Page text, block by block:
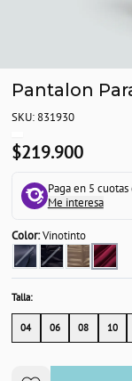
Pantalon
SKU: 831930
$219.900
Paga en 5
Me interesa
Color:Vinotinto
Talla:
04 06 08 10